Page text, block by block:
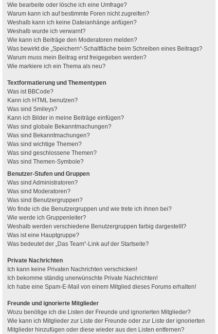
Wie bearbeite oder lösche ich eine Umfrage?
Warum kann ich auf bestimmte Foren nicht zugreifen?
Weshalb kann ich keine Dateianhänge anfügen?
Weshalb wurde ich verwarnt?
Wie kann ich Beiträge den Moderatoren melden?
Was bewirkt die „Speichern“-Schaltfläche beim Schreiben eines Beitrags?
Warum muss mein Beitrag erst freigegeben werden?
Wie markiere ich ein Thema als neu?
Textformatierung und Thementypen
Was ist BBCode?
Kann ich HTML benutzen?
Was sind Smileys?
Kann ich Bilder in meine Beiträge einfügen?
Was sind globale Bekanntmachungen?
Was sind Bekanntmachungen?
Was sind wichtige Themen?
Was sind geschlossene Themen?
Was sind Themen-Symbole?
Benutzer-Stufen und Gruppen
Was sind Administratoren?
Was sind Moderatoren?
Was sind Benutzergruppen?
Wo finde ich die Benutzergruppen und wie trete ich ihnen bei?
Wie werde ich Gruppenleiter?
Weshalb werden verschiedene Benutzergruppen farbig dargestellt?
Was ist eine Hauptgruppe?
Was bedeutet der „Das Team“-Link auf der Startseite?
Private Nachrichten
Ich kann keine Privaten Nachrichten verschicken!
Ich bekomme ständig unerwünschte Private Nachrichten!
Ich habe eine Spam-E-Mail von einem Mitglied dieses Forums erhalten!
Freunde und ignorierte Mitglieder
Wozu benötige ich die Listen der Freunde und ignorierten Mitglieder?
Wie kann ich Mitglieder zur Liste der Freunde oder zur Liste der ignorierten
Mitglieder hinzufügen oder diese wieder aus den Listen entfernen?